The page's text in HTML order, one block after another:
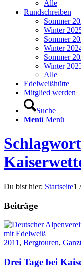
Alle
Rundschreiben
Sommer
Winter
Sommer
Winter
Sommer
Winter
Alle
Edelweißhütte
Mitglied werden
Suche
Menü Menü
Du bist hier: Startseite1 /
Beiträge
2011 , Bergtouren,
Drei Tage bei